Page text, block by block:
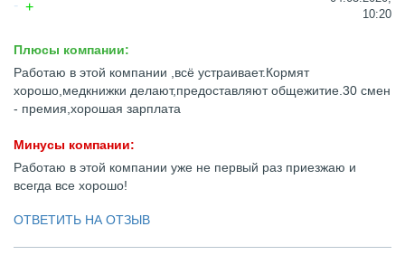
10:20
Плюсы компании:
Работаю в этой компании ,всё устраивает.Кормят
хорошо,медкнижки делают,предоставляют общежитие.30 смен
- премия,хорошая зарплата
Минусы компании:
Работаю в этой компании уже не первый раз приезжаю и
всегда все хорошо!
ОТВЕТИТЬ НА ОТЗЫВ